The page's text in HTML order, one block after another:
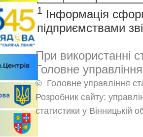
1 Інформація
підприємствами
При використанні
Головне
© Головне управління
Розробник сайту:
статистики у Вінницькій